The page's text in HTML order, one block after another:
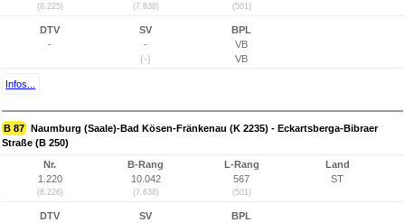
(8.225) (7.638) (501)
DTV
-
SV
-
(-)
BPL
VB
VB
Infos...
B 87 Naumburg (Saale)-Bad Kösen-Fränkenau (K 2235) - Eckartsberga-Bibraer
Straße (B 250)
Nr.
1.220
(8.226)
B-Rang
10.042
(7.638)
L-Rang
567
(501)
Land
ST
DTV
SV
BPL